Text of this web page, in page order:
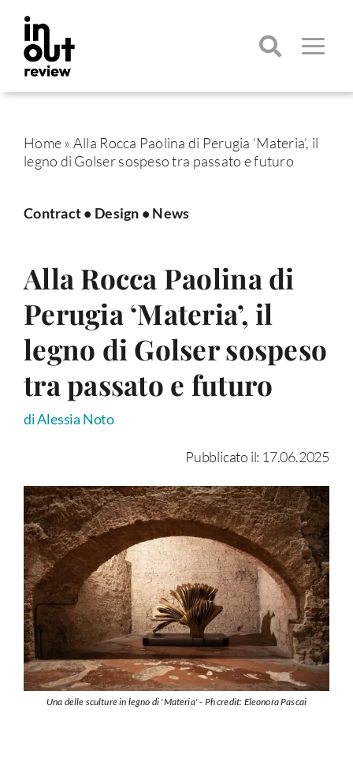
contenuto
Toggle
per:
Home» Alla Rocca Paolina di Perugia ‘Materia’, il
legno di Golser sospeso tra passato e futuro
Contract• Design • News
Alla Rocca Paolina di
Perugia ‘Materia’, il
legno di Golser sospeso
tra passato e futuro
di Alessia Noto
Pubblicato il: 17.06.2025
Una delle sculture in legno di 'Materia' - Ph credit: Eleonora Pascai